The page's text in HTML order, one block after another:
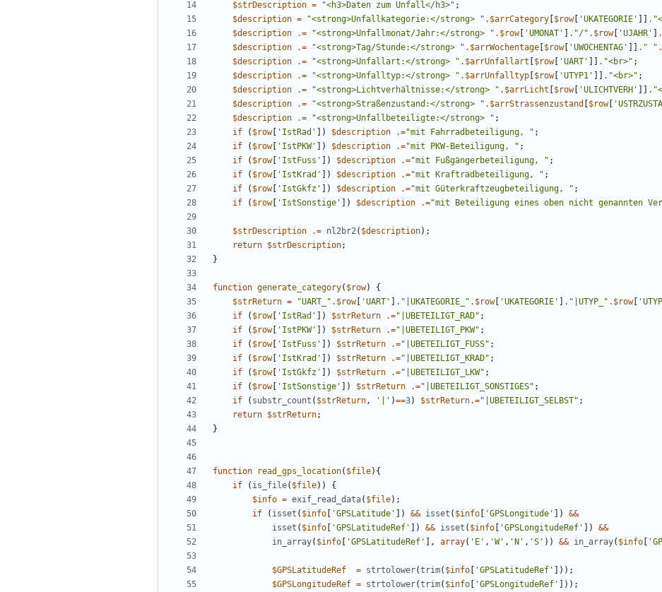
$strDescription = "<h3>Daten zum Unfall</h3>" ;
$description = "<strong>Unfallkategorie:</strong> " . $arrCategory $row[ 'UKATEGORIE' . "
$description
.= "<strong>Unfallmonat/Jahr:</strong> " . $row[ 'UMONAT' . "/" . $row[ 'UJAHR' .
$description
.= "<strong>Tag/Stunde:</strong> " . $arrWochentage $row[ 'UWOCHENTAG' . " " .
$description
.= "<strong>Unfallart:</strong> " . $arrUnfallart $row[ 'UART' . "<br>" ;
$description
.= "<strong>Unfalltyp:</strong> " . $arrUnfalltyp $row[ 'UTYP1' . "<br>" ;
$description
.= "<strong>Lichtverhältnisse:</strong> " . $arrLicht $row[ 'ULICHTVERH' . "
$description
.= "<strong>Straßenzustand:</strong> " . $arrStrassenzustand $row[
$description
.= "<strong>Unfallbeteiligte:</strong> " ;
if
( $row[ 'IstRad' ]) $description .="mit Fahrradbeteiligung, " ;
if
( $row[ 'IstPKW' ]) $description .="mit PKW-Beteiligung, " ;
if
( $row[ 'IstFuss' ]) $description .="mit Fußgängerbeteiligung, " ;
if
( $row[ 'IstKrad' ]) $description .="mit Kraftradbeteiligung, " ;
if
( $row[ 'IstGkfz' ]) $description .="mit Güterkraftzeugbeteiligung, " ;
if
( $row[ 'IstSonstige' ]) $description .="mit Beteiligung eines oben nicht genannten
$strDescription .= nl2br2( $description);
return $strDescription;
}
function generate_category( $row)
{
$strReturn = "UART_ " . $row[ 'UART' . " |UKATEGORIE_ " . $row[ 'UKATEGORIE' . " |UTYP_ " . $row[
if
( $row[ 'IstRad' ]) $strReturn .=" |UBETEILIGT_RAD" ;
if
( $row[ 'IstPKW' ]) $strReturn .=" |UBETEILIGT_PKW" ;
if
( $row[ 'IstFuss' ]) $strReturn .=" |UBETEILIGT_FUSS" ;
if
( $row[ 'IstKrad' ]) $strReturn .=" |UBETEILIGT_KRAD" ;
if
( $row[ 'IstGkfz' ]) $strReturn .=" |UBETEILIGT_LKW" ;
if
( $row[ 'IstSonstige' ]) $strReturn .=" |UBETEILIGT_SONSTIGES" ;
if
( substr_count ( $strReturn, '|' )==3) $strReturn.=" |UBETEILIGT_SELBST" ;
return $strReturn;
}
function read_gps_location( $file){
if
( is_file( $file))
{
$info = exif_read_data( $file);
if
( isset ( $info 'GPSLatitude' ]) && isset ( $info 'GPSLongitude' ])
&&
isset ( $info 'GPSLatitudeRef' ]) && isset ( $info 'GPSLongitudeRef' ])
&&
in_array( $info 'GPSLatitudeRef' ], array( 'E' , 'W' , 'N' , 'S' )) && in_array( $info
$GPSLatitudeRef = strtolower(trim( $info 'GPSLatitudeRef'
]));
$GPSLongitudeRef = strtolower(trim( $info 'GPSLongitudeRef' ]));